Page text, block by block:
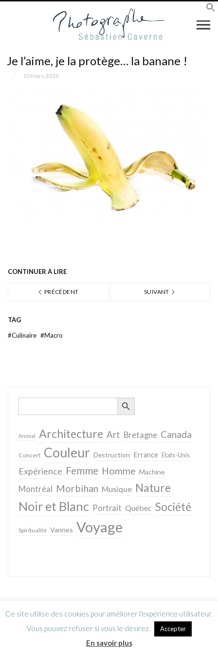
Je l’aime, je la protège… la banane !
10 mars 2010
CONTINUER À LIRE
PRÉCÉDENT SUIVANT
TAG
#Culinaire #Macro
Search
SEARCH BUTTON
Animal Architecture Art Bretagne Canada
Concert Couleur Destruction Errance Etats-Unis
Expérience Femme Homme Machine
Montréal Morbihan Musique Nature
Noir et Blanc Portrait Québec Société
Spiritualité Vannes Voyage
Ce site utilise des cookies pour améliorer l'expérience utilisateur.
Vous pouvez refuser si vous le désirez.
Accepter
En savoir plus